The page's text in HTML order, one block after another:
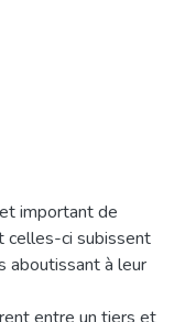
important de
celles-ci subissent
aboutissant à leur